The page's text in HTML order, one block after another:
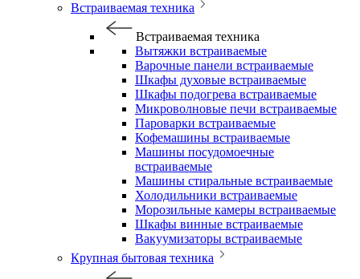
Встраиваемая техника
Встраиваемая техника
Вытяжки встраиваемые
Варочные панели встраиваемые
Шкафы духовые встраиваемые
Шкафы подогрева встраиваемые
Микроволновые печи встраиваемые
Пароварки встраиваемые
Кофемашины встраиваемые
Машины посудомоечные
встраиваемые
Машины стиральные встраиваемые
Холодильники встраиваемые
Морозильные камеры встраиваемые
Шкафы винные встраиваемые
Вакуумизаторы встраиваемые
Крупная бытовая техника